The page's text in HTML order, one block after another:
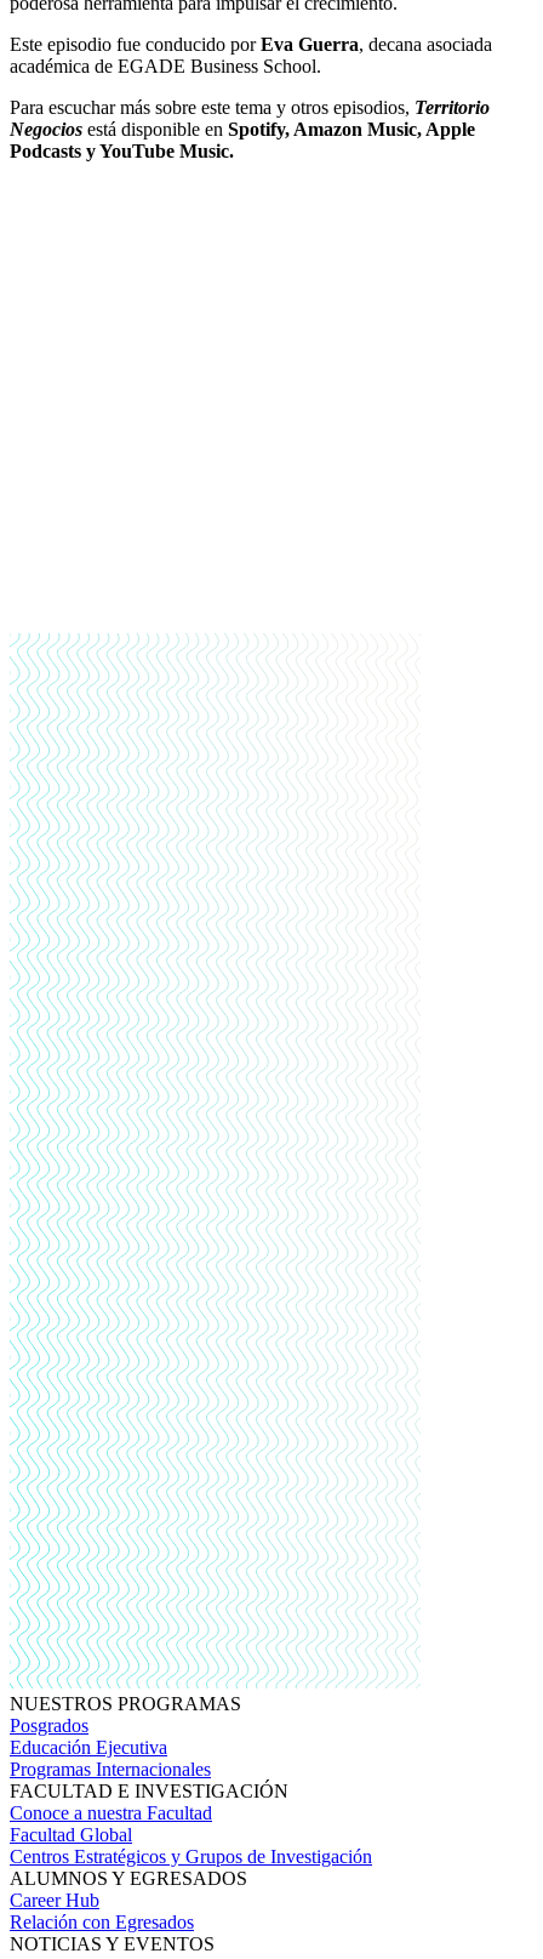
Este episodio fue conducido porEva Guerra, decana asociada
académica de EGADE Business School.
Para escuchar más sobre este tema y otros episodios, Territorio
Negocios está disponible en Spotify, Amazon Music, Apple
Podcasts y YouTube Music.
NUESTROS PROGRAMAS
Posgrados
Educación Ejecutiva
Programas Internacionales
FACULTAD E INVESTIGACIÓN
Conoce a nuestra Facultad
Facultad Global
Centros Estratégicos y Grupos de Investigación
ALUMNOS Y EGRESADOS
Career Hub
Relación con Egresados
NOTICIAS Y EVENTOS